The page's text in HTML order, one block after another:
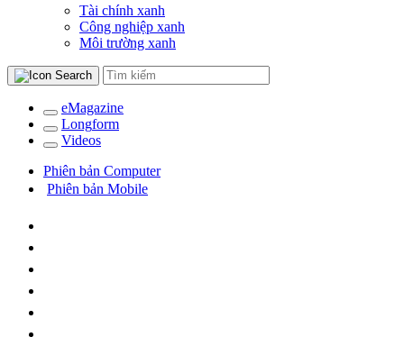
Tài chính xanh
Công nghiệp xanh
Môi trường xanh
eMagazine
Longform
Videos
Phiên bản Computer
Phiên bản Mobile